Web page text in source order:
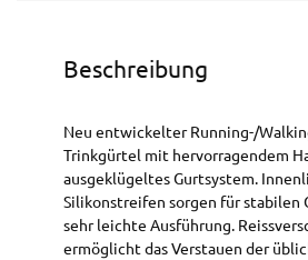
Beschreibung
Neu entwickelter Running-/
Trinkgürtel mit hervorragendem
ausgeklügeltes Gurtsystem.
Silikonstreifen sorgen für stabilen
sehr leichte Ausführung.
ermöglicht das Verstauen der